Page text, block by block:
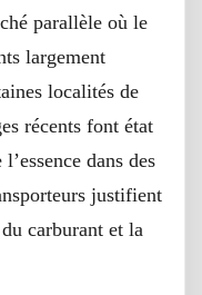
parallèle où le
largement
localités de
récents font état
dans des
justifient
carburant et la